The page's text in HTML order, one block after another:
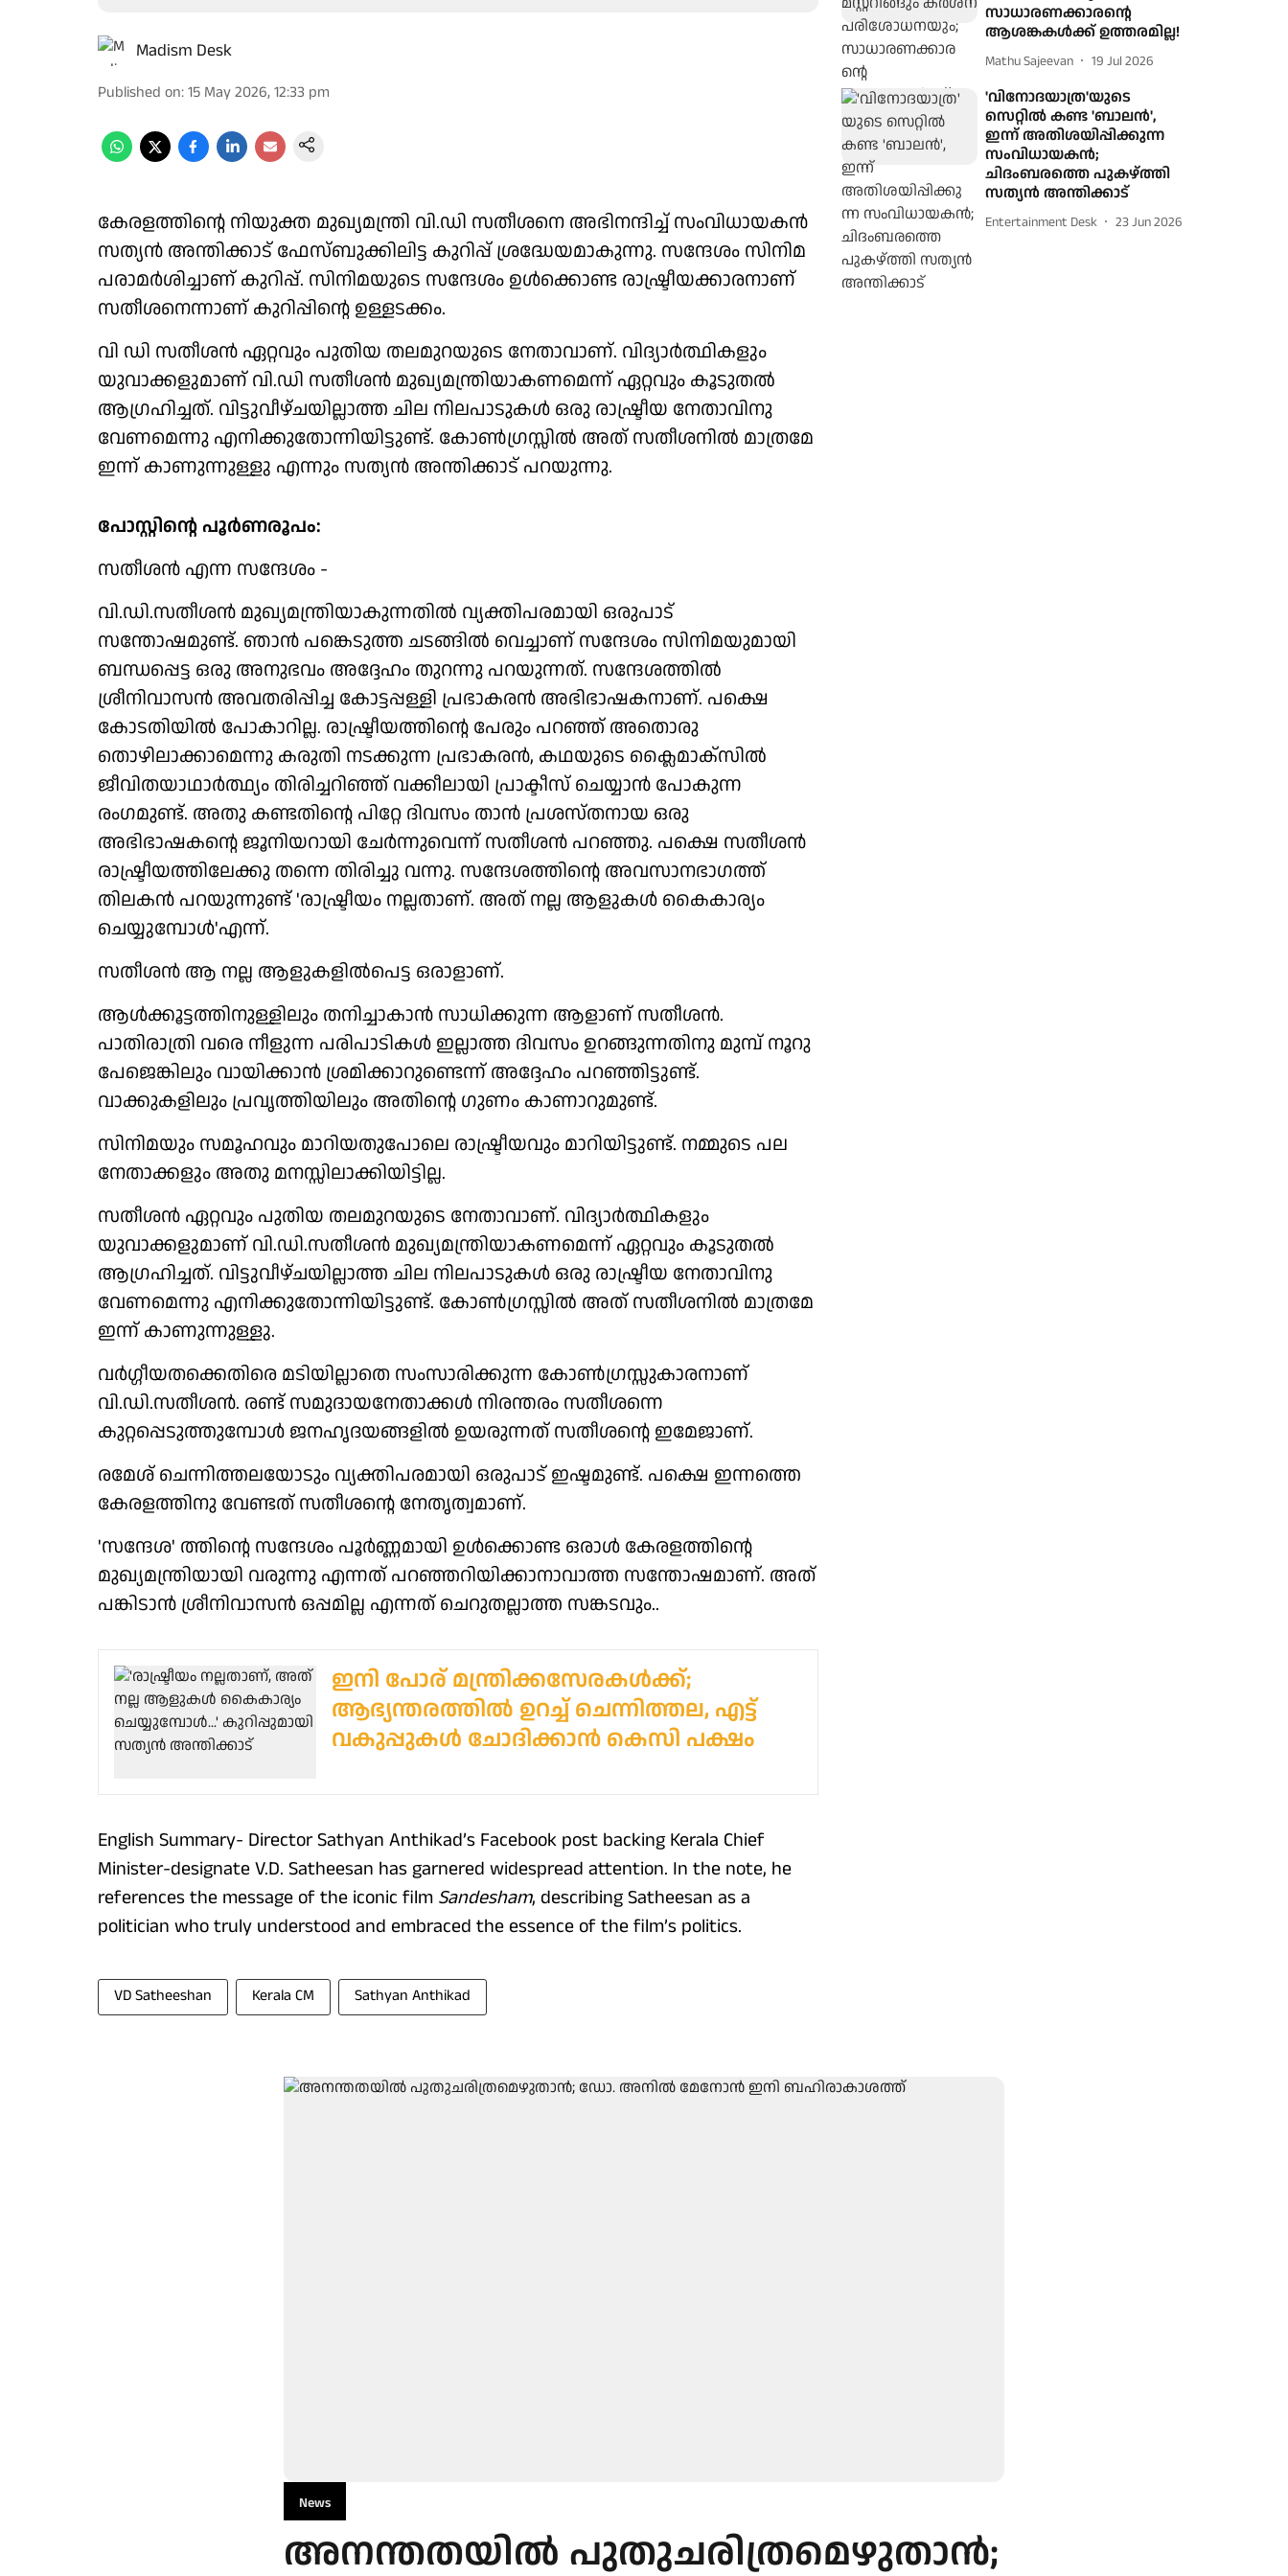
Madism Desk
Published on:15 May 2026, 12:33 pm
കേരളത്തിന്റെ നിയുക്ത മുഖ്യമന്ത്രി വി.ഡി സതീശനെ അഭിനന്ദിച്ച് സംവിധായകൻ
സത്യൻ അന്തിക്കാട് ഫേസ്ബുക്കിലിട്ട കുറിപ്പ് ശ്രദ്ധേയമാകുന്നു. സന്ദേശം സിനിമ
പരാമർശിച്ചാണ് കുറിപ്പ്. സിനിമയുടെ സന്ദേശം ഉൾക്കൊണ്ട രാഷ്ട്രീയക്കാരനാണ്
സതീശനെന്നാണ് കുറിപ്പിന്റെ ഉള്ളടക്കം.
വി ഡി സതീശൻ ഏറ്റവും പുതിയ തലമുറയുടെ നേതാവാണ്. വിദ്യാർത്ഥികളും
യുവാക്കളുമാണ് വി.ഡി സതീശൻ മുഖ്യമന്ത്രിയാകണമെന്ന് ഏറ്റവും കൂടുതൽ
ആഗ്രഹിച്ചത്. വിട്ടുവീഴ്ചയില്ലാത്ത ചില നിലപാടുകൾ ഒരു രാഷ്ട്രീയ നേതാവിനു
വേണമെന്നു എനിക്കുതോന്നിയിട്ടുണ്ട്. കോൺഗ്രസ്സിൽ അത് സതീശനിൽ മാത്രമേ
ഇന്ന് കാണുന്നുള്ളു എന്നും സത്യൻ അന്തിക്കാട് പറയുന്നു.
പോസ്റ്റിന്റെ പൂർണരൂപം:
സതീശൻ എന്ന സന്ദേശം -
വി.ഡി.സതീശൻ മുഖ്യമന്ത്രിയാകുന്നതിൽ വ്യക്തിപരമായി ഒരുപാട്
സന്തോഷമുണ്ട്. ഞാൻ പങ്കെടുത്ത ചടങ്ങിൽ വെച്ചാണ് സന്ദേശം സിനിമയുമായി
ബന്ധപ്പെട്ട ഒരു അനുഭവം അദ്ദേഹം തുറന്നു പറയുന്നത്. സന്ദേശത്തിൽ
ശ്രീനിവാസൻ അവതരിപ്പിച്ച കോട്ടപ്പള്ളി പ്രഭാകരൻ അഭിഭാഷകനാണ്. പക്ഷെ
കോടതിയിൽ പോകാറില്ല. രാഷ്ട്രീയത്തിന്റെ പേരും പറഞ്ഞ് അതൊരു
തൊഴിലാക്കാമെന്നു കരുതി നടക്കുന്ന പ്രഭാകരൻ, കഥയുടെ ക്ലൈമാക്‌സിൽ
ജീവിതയാഥാർത്ഥ്യം തിരിച്ചറിഞ്ഞ് വക്കീലായി പ്രാക്ടീസ് ചെയ്യാൻ പോകുന്ന
രംഗമുണ്ട്. അതു കണ്ടതിന്റെ പിറ്റേ ദിവസം താൻ പ്രശസ്തനായ ഒരു
അഭിഭാഷകന്റെ ജൂനിയറായി ചേർന്നുവെന്ന് സതീശൻ പറഞ്ഞു. പക്ഷെ സതീശൻ
രാഷ്ട്രീയത്തിലേക്കു തന്നെ തിരിച്ചു വന്നു. സന്ദേശത്തിന്റെ അവസാനഭാഗത്ത്
തിലകൻ പറയുന്നുണ്ട് 'രാഷ്ട്രീയം നല്ലതാണ്. അത് നല്ല ആളുകൾ കൈകാര്യം
ചെയ്യുമ്പോൾ'എന്ന്.
സതീശൻ ആ നല്ല ആളുകളിൽപെട്ട ഒരാളാണ്.
ആൾക്കൂട്ടത്തിനുള്ളിലും തനിച്ചാകാൻ സാധിക്കുന്ന ആളാണ് സതീശൻ.
പാതിരാത്രി വരെ നീളുന്ന പരിപാടികൾ ഇല്ലാത്ത ദിവസം ഉറങ്ങുന്നതിനു മുമ്പ് നൂറു
പേജെങ്കിലും വായിക്കാൻ ശ്രമിക്കാറുണ്ടെന്ന് അദ്ദേഹം പറഞ്ഞിട്ടുണ്ട്.
വാക്കുകളിലും പ്രവൃത്തിയിലും അതിന്റെ ഗുണം കാണാറുമുണ്ട്.
സിനിമയും സമൂഹവും മാറിയതുപോലെ രാഷ്ട്രീയവും മാറിയിട്ടുണ്ട്. നമ്മുടെ പല
നേതാക്കളും അതു മനസ്സിലാക്കിയിട്ടില്ല.
സതീശൻ ഏറ്റവും പുതിയ തലമുറയുടെ നേതാവാണ്. വിദ്യാർത്ഥികളും
യുവാക്കളുമാണ് വി.ഡി.സതീശൻ മുഖ്യമന്ത്രിയാകണമെന്ന് ഏറ്റവും കൂടുതൽ
ആഗ്രഹിച്ചത്. വിട്ടുവീഴ്ചയില്ലാത്ത ചില നിലപാടുകൾ ഒരു രാഷ്ട്രീയ നേതാവിനു
വേണമെന്നു എനിക്കുതോന്നിയിട്ടുണ്ട്. കോൺഗ്രസ്സിൽ അത് സതീശനിൽ മാത്രമേ
ഇന്ന് കാണുന്നുള്ളു.
വർഗ്ഗീയതക്കെതിരെ മടിയില്ലാതെ സംസാരിക്കുന്ന കോൺഗ്രസ്സുകാരനാണ്
വി.ഡി.സതീശൻ. രണ്ട് സമുദായനേതാക്കൾ നിരന്തരം സതീശന്നെ
കുറ്റപ്പെടുത്തുമ്പോൾ ജനഹൃദയങ്ങളിൽ ഉയരുന്നത് സതീശന്റെ ഇമേജാണ്.
രമേശ് ചെന്നിത്തലയോടും വ്യക്തിപരമായി ഒരുപാട് ഇഷ്ടമുണ്ട്. പക്ഷെ ഇന്നത്തെ
കേരളത്തിനു വേണ്ടത് സതീശന്റെ നേതൃത്വമാണ്.
'സന്ദേശ' ത്തിന്റെ സന്ദേശം പൂർണ്ണമായി ഉൾക്കൊണ്ട ഒരാൾ കേരളത്തിന്റെ
മുഖ്യമന്ത്രിയായി വരുന്നു എന്നത് പറഞ്ഞറിയിക്കാനാവാത്ത സന്തോഷമാണ്. അത്
പങ്കിടാൻ ശ്രീനിവാസൻ ഒപ്പമില്ല എന്നത് ചെറുതല്ലാത്ത സങ്കടവും..
ഇനി പോര് മന്ത്രിക്കസേരകൾക്ക്;
ആഭ്യന്തരത്തിൽ ഉറച്ച് ചെന്നിത്തല, എട്ട്
വകുപ്പുകൾ ചോദിക്കാൻ കെസി പക്ഷം
English Summary- Director Sathyan Anthikad’s Facebook post backing Kerala Chief
Minister-designate V.D. Satheesan has garnered widespread attention. In the note, he
references the message of the iconic film Sandesham, describing Satheesan as a
politician who truly understood and embraced the essence of the film’s politics.
VD Satheeshan Kerala CM Sathyan Anthikad
സാധാരണക്കാരന്റെ
ആശങ്കകള്‍ക്ക് ഉത്തരമില്ല!
Mathu Sajeevan 19 Jul 2026
'വിനോദയാത്ര'യുടെ
സെറ്റില്‍ കണ്ട 'ബാലന്‍',
ഇന്ന് അതിശയിപ്പിക്കുന്ന
സംവിധായകന്‍;
ചിദംബരത്തെ പുകഴ്ത്തി
സത്യന്‍ അന്തിക്കാട്
Entertainment Desk 23 Jun 2026
News
അനന്തതയിൽ പുതുചരിത്രമെഴുതാൻ;